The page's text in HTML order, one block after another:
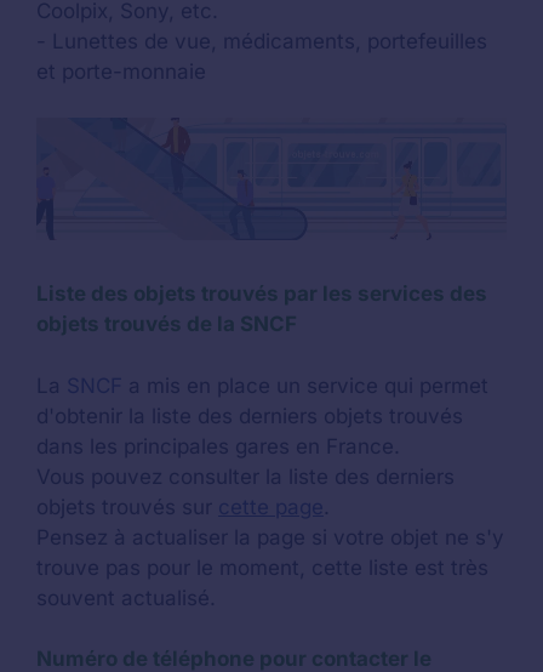
Coolpix, Sony, etc.
- Lunettes de vue, médicaments, portefeuilles
et porte-monnaie
Liste des objets trouvés par les services des
objets trouvés de la SNCF
La SNCF a mis en place un service qui permet
d'obtenir la liste des derniers objets trouvés
dans les principales gares en France.
Vous pouvez consulter la liste des derniers
objets trouvés sur cette page.
Pensez à actualiser la page si votre objet ne s'y
trouve pas pour le moment, cette liste est très
souvent actualisé.
Numéro de téléphone pour contacter le